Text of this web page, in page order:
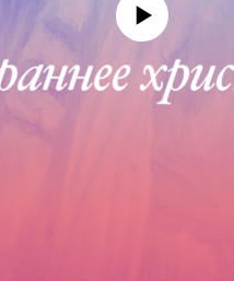
No media source currently